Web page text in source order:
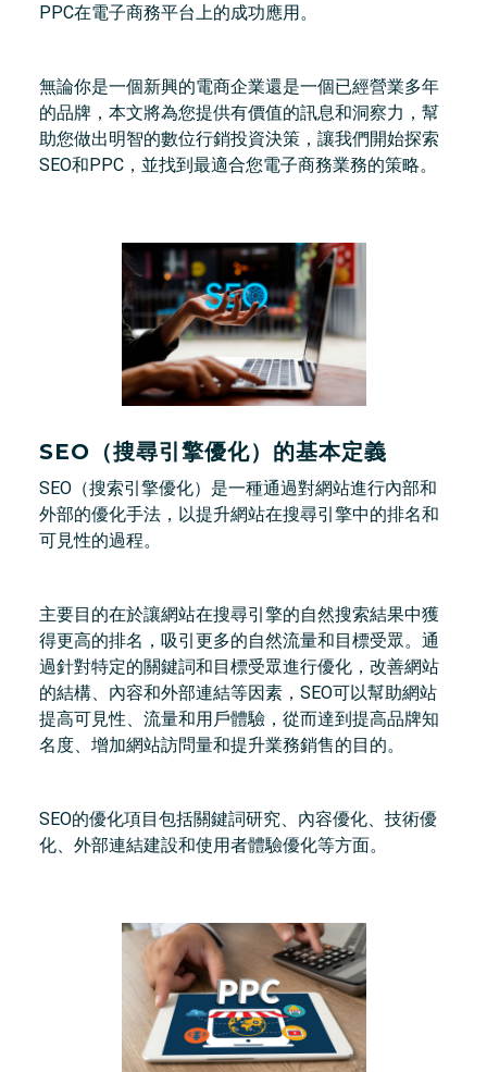
PPC在電子商務平台上的成功應用。
無論你是一個新興的電商企業還是一個已經營業多年
的品牌，本文將為您提供有價值的訊息和洞察力，幫
助您做出明智的數位行銷投資決策，讓我們開始探索
SEO和PPC，並找到最適合您電子商務業務的策略。
SEO（搜尋引擎優化）的基本定義
SEO（搜索引擎優化）是一種通過對網站進行內部和
外部的優化手法，以提升網站在搜尋引擎中的排名和
可見性的過程。
主要目的在於讓網站在搜尋引擎的自然搜索結果中獲
得更高的排名，吸引更多的自然流量和目標受眾。通
過針對特定的關鍵詞和目標受眾進行優化，改善網站
的結構、內容和外部連結等因素，SEO可以幫助網站
提高可見性、流量和用戶體驗，從而達到提高品牌知
名度、增加網站訪問量和提升業務銷售的目的。
SEO的優化項目包括關鍵詞研究、內容優化、技術優
化、外部連結建設和使用者體驗優化等方面。